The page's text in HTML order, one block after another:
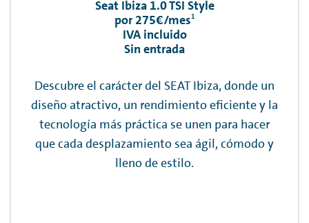
Seat Ibiza 1.0 TSI Style
por 275€/mes1
IVA incluido
Sin entrada
Descubre el carácter del SEAT Ibiza, donde un
diseño atractivo, un rendimiento eficiente y la
tecnología más práctica se unen para hacer
que cada desplazamiento sea ágil, cómodo y
lleno de estilo.